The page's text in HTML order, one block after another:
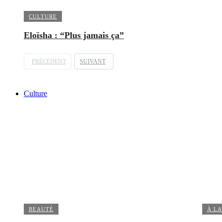
CULTURE
Eloïsha : “Plus jamais ça”
PRÉCÉDENT SUIVANT
Culture
BEAUTÉ À LA